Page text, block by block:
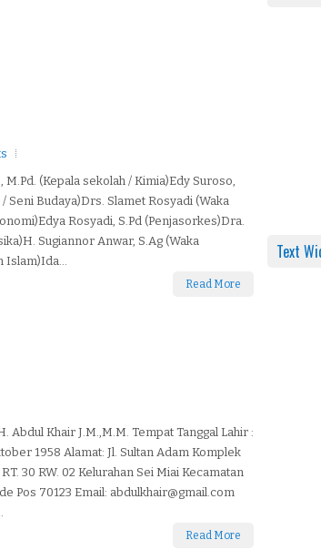
M.Pd. (Kepala sekolah / Kimia)Edy Suroso,
/ Seni Budaya)Drs. Slamet Rosyadi (Waka
Rosyadi, S.Pd (Penjasorkes)Dra.
Sugiannor Anwar, S.Ag (Waka
Read More
Abdul Khair J.M.,M.M. Tempat Tanggal Lahir :
1958 Alamat: Jl. Sultan Adam Komplek
30 RW. 02 Kelurahan Sei Miai Kecamatan
Pos 70123 Email: abdulkhair@gmail.com
Read More
Text